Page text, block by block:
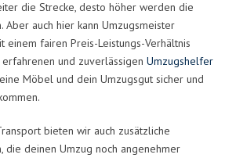
die Strecke, desto höher werden die
Aber auch hier kann Umzugsmeister
einem fairen Preis-Leistungs-Verhältnis
und zuverlässigen Umzugshelfer
Möbel und dein Umzugsgut sicher und
bieten wir auch zusätzliche
die deinen Umzug noch angenehmer